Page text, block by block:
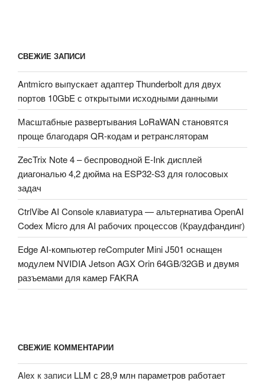
СВЕЖИЕ ЗАПИСИ
Antmicro выпускает адаптер Thunderbolt для двух
портов 10GbE с открытыми исходными данными
Масштабные развертывания LoRaWAN становятся
проще благодаря QR-кодам и ретрансляторам
ZecTrix Note 4 – беспроводной E-Ink дисплей
диагональю 4,2 дюйма на ESP32-S3 для голосовых
задач
CtrlVibe AI Console клавиатура — альтернатива OpenAI
Codex Micro для AI рабочих процессов (Краудфандинг)
Edge AI-компьютер reComputer Mini J501 оснащен
модулем NVIDIA Jetson AGX Orin 64GB/32GB и двумя
разъемами для камер FAKRA
СВЕЖИЕ КОММЕНТАРИИ
Alex к записи LLM с 28,9 млн параметров работает